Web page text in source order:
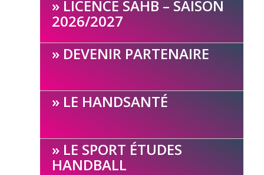
LICENCE SAHB – SAISON
2026/2027
DEVENIR PARTENAIRE
LE HANDSANTÉ
LE SPORT ÉTUDES
HANDBALL